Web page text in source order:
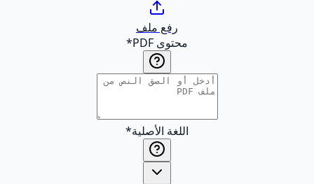
رفع ملف
محتوى PDF
*
اللغة الأصلية*